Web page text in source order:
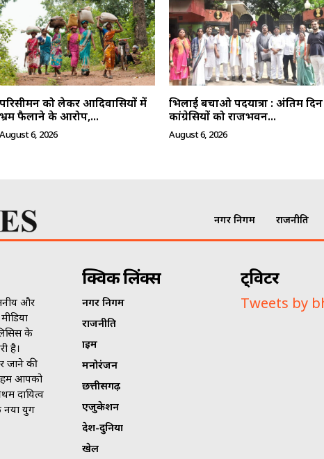
परिसीमन को लेकर आदिवासियों में
भ्रम फैलाने के आरोप,...
August 6, 2026
भिलाई बचाओ पदयात्रा : अंतिम दिन
कांग्रेसियों को राजभवन...
August 6, 2026
नगर निगम राजनीति
और
के
है।
जाने की
हम आपको
दायित्व
नया युग
क्विक लिंक्स
नगर निगम
राजनीति
क्राइम
मनोरंजन
छत्तीसगढ़
एजुकेशन
देश-दुनिया
खेल
ट्विटर
Tweets by